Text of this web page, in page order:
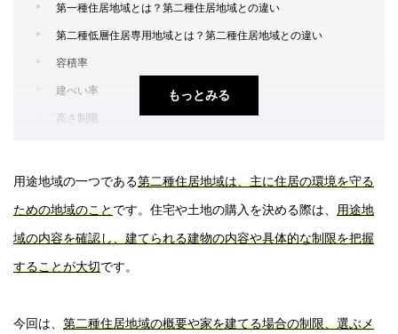
もっとみる
第一種住居地域とは？第二種住居地域との違い
第二種低層住居専用地域とは？第二種住居地域との違い
容積率
建ぺい率
高さ制限
第二種住居地域のデメリット
防火地域・準防火地域の確認
第二種住居地域と他の用途地域の違い
容積率
用途地域の一つである第二種住居地域は、主に住居の環境を守る
ための地域のことです。住宅や土地の購入を決める際は、 用途地
域の内容を確認し、建てられる建物の内容や具体的な制限を把握
することが大切です。
今回は、 第二種住居地域の概要や家を建てる場合の制限、選ぶメ